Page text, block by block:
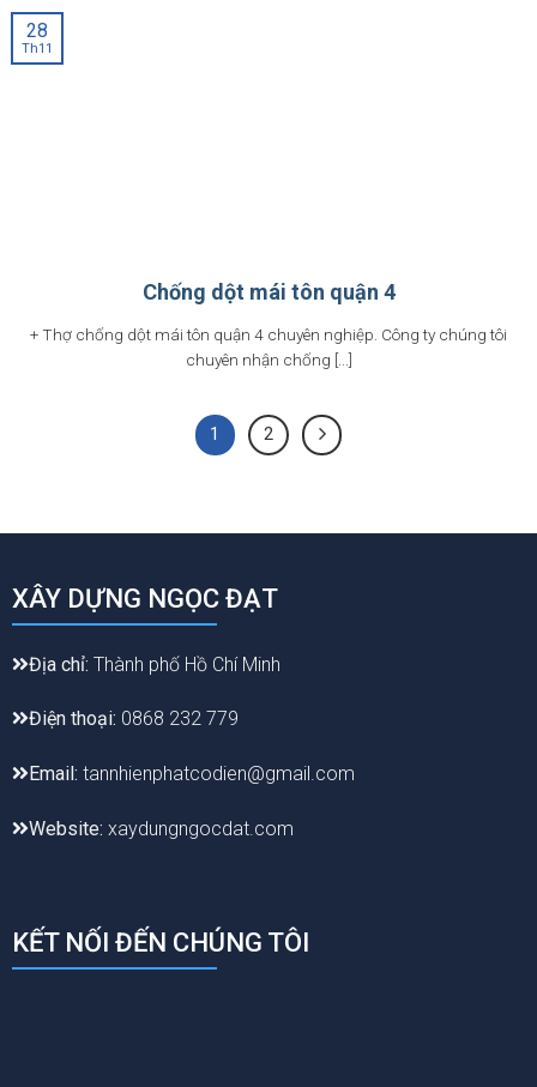
Chống dột mái tôn quận 4
+ Thợ chống dột mái tôn quận 4 chuyên nghiệp. Công ty chúng tôi
chuyên nhận chống [...]
28
Th11
1 2
XÂY DỰNG NGỌC ĐẠT
Địa chỉ: Thành phố Hồ Chí Minh
Điện thoại: 0868 232 779
Email: tannhienphatcodien@gmail.com
Website: xaydungngocdat.com
KẾT NỐI ĐẾN CHÚNG TÔI